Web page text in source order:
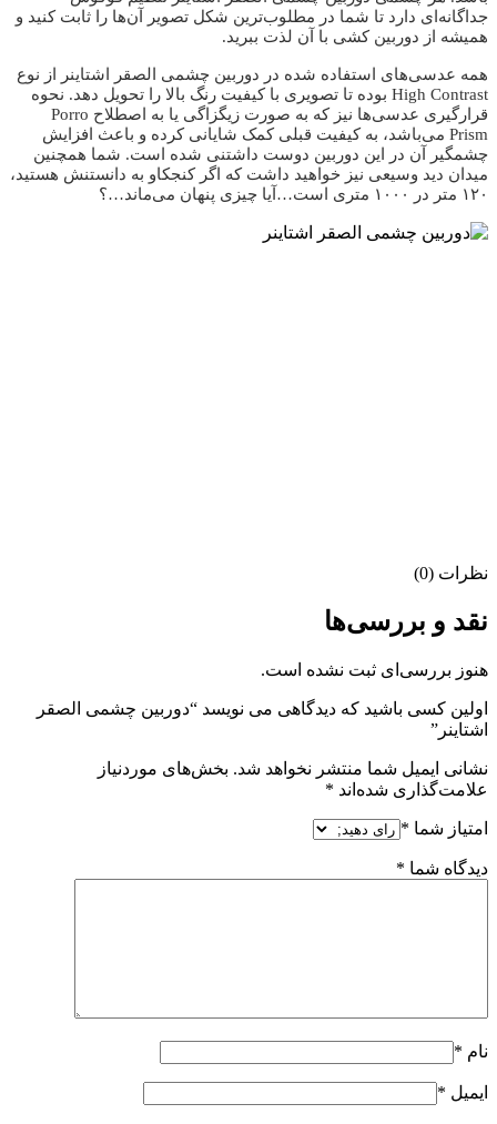
جداگانه‌ای دارد تا شما در مطلوب‌ترین شکل تصویر آن‌ها را ثابت کنید و
همیشه از دوربین کشی با آن لذت ببرید.
همه عدسی‌های استفاده شده در دوربین چشمی الصقر اشتاینر از نوع
High Contrast بوده تا تصویری با کیفیت رنگ بالا را تحویل دهد. نحوه
قرارگیری عدسی‌ها نیز که به صورت زیگزاگی یا به اصطلاح Porro
Prism می‌باشد، به کیفیت قبلی کمک شایانی کرده و باعث افزایش
چشمگیر آن در این دوربین دوست داشتنی شده است. شما همچنین
میدان دید وسیعی نیز خواهید داشت که اگر کنجکاو به دانستنش هستید،
۱۲۰ متر در ۱۰۰۰ متری است…آیا چیزی پنهان می‌ماند…؟
نظرات (0)
نقد و بررسی‌ها
هنوز بررسی‌ای ثبت نشده است.
اولین کسی باشید که دیدگاهی می نویسد “دوربین چشمی الصقر
اشتاینر”
نشانی ایمیل شما منتشر نخواهد شد. بخش‌های موردنیاز
علامت‌گذاری شده‌اند *
امتیاز شما *
دیدگاه شما *
نام *
ایمیل *